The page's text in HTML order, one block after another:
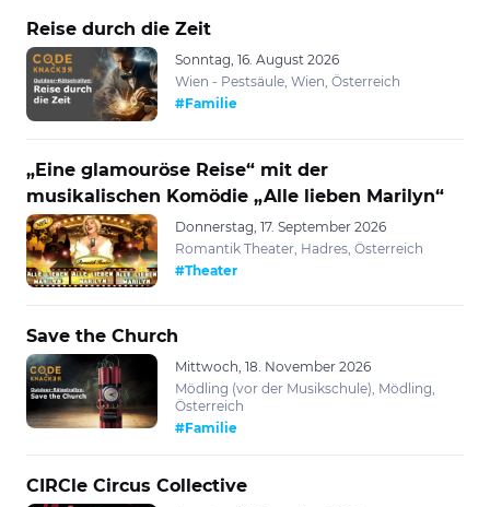
Reise durch die Zeit
Sonntag, 16. August 2026
Wien - Pestsäule, Wien, Österreich
#Familie
„Eine glamouröse Reise“ mit der
musikalischen Komödie „Alle lieben Marilyn“
Donnerstag, 17. September 2026
Romantik Theater, Hadres, Österreich
#Theater
Save the Church
Mittwoch, 18. November 2026
Mödling (vor der Musikschule), Mödling,
Österreich
#Familie
CIRCle Circus Collective